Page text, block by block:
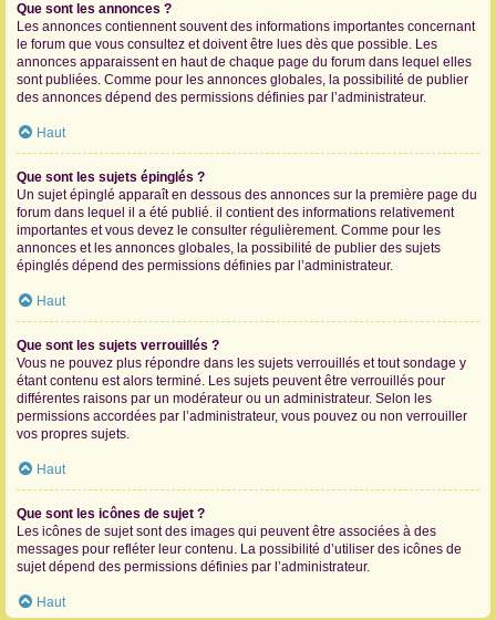
Que sont les annonces ?
Les annonces contiennent souvent des informations importantes concernant
le forum que vous consultez et doivent être lues dès que possible. Les
annonces apparaissent en haut de chaque page du forum dans lequel elles
sont publiées. Comme pour les annonces globales, la possibilité de publier
des annonces dépend des permissions définies par l’administrateur.
Haut
Que sont les sujets épinglés ?
Un sujet épinglé apparaît en dessous des annonces sur la première page du
forum dans lequel il a été publié. il contient des informations relativement
importantes et vous devez le consulter régulièrement. Comme pour les
annonces et les annonces globales, la possibilité de publier des sujets
épinglés dépend des permissions définies par l’administrateur.
Haut
Que sont les sujets verrouillés ?
Vous ne pouvez plus répondre dans les sujets verrouillés et tout sondage y
étant contenu est alors terminé. Les sujets peuvent être verrouillés pour
différentes raisons par un modérateur ou un administrateur. Selon les
permissions accordées par l’administrateur, vous pouvez ou non verrouiller
vos propres sujets.
Haut
Que sont les icônes de sujet ?
Les icônes de sujet sont des images qui peuvent être associées à des
messages pour refléter leur contenu. La possibilité d’utiliser des icônes de
sujet dépend des permissions définies par l’administrateur.
Haut